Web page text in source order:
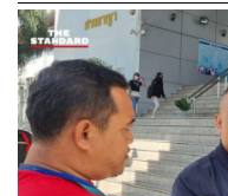
ภายหลังการเข้าอวยพรใ
ขัดแย้งระหว่างพลเอก เ
อย่างรุนแรงกรณีลดค่าเ
ออกช่อง 5 วิพากษ์วิจาร
อย่างรุนแรง (เสถียร จันทิ